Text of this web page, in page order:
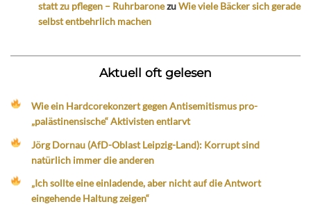
statt zu pflegen – RuhrbaronezuWie viele Bäcker sich gerade
selbst entbehrlich machen
Aktuell oft gelesen
Wie ein Hardcorekonzert gegen Antisemitismus pro-
„palästinensische“ Aktivisten entlarvt
Jörg Dornau (AfD-Oblast Leipzig-Land): Korrupt sind
natürlich immer die anderen
„Ich sollte eine einladende, aber nicht auf die Antwort
eingehende Haltung zeigen“